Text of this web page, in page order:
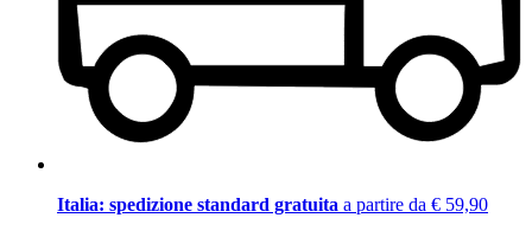
Italia: spedizione standard gratuita a partire da € 59,90